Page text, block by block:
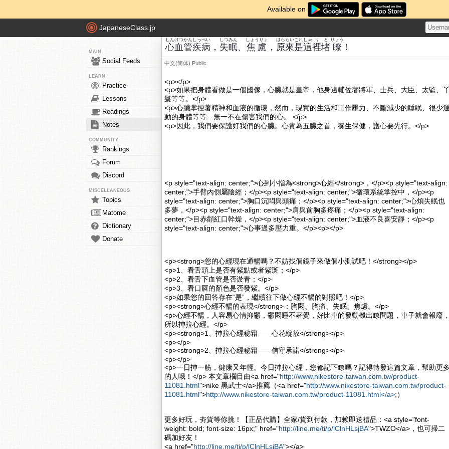
Available on
JapaneseClass.jp
MAIN
Social Feeds
LEARN
Practice
Lessons
Readings
Notes
COMMUNITY
Rankings
Forum
Discord
MISCELLANEOUS
Topics
Matome
Dictionary
Donate
心血
しんけつ
管
かん
疾病
しっぺい
， 失
しつ
眠
みん
、 焦慮
しょうりょ
， 原
はら
來
らい
是
これ
這
しゃ
裡
り
堵
と
瞭
りょう
！
中文(简体) Public
<p></p>
<p>如果把身體看做是一個國傢，心臟就是皇帝，他身邊輔佐著將軍、士兵、大臣、太監、
鬟等等。</p>
<p>心臟掌控著精神和血液的循環，然而，現實的生活和工作壓力、不斷減少的睡眠、很少
動的身體等等…無一不在傷害我們的心。 </p>
<p>因此，我們要保護好我們的心臟。心貴為五臟之首，養生保健，護心要先行。</p>
<p style="text-align: center;">心到小指為<strong>心經</strong>，</p><p style="text-align:
center;">手臂內側屬陰經；</p><p style="text-align: center;">循環系統掌控中，</p><p
style="text-align: center;">胸口沉悶與頭痛；</p><p style="text-align: center;">心煩失眠也
多夢，</p><p style="text-align: center;">肩與前胸多疼痛；</p><p style="text-align:
center;">目赤顴紅口幹燥，</p><p style="text-align: center;">血液不良喜安靜；</p><p
style="text-align: center;">心事過多壓力重。</p><p></p>
<p><strong>您的心經現在通暢嗎？不妨找個鏡子來做個小測試吧！</strong></p>
<p>1、看舌頭上是否有紫點或者紫斑；</p>
<p>2、看舌下血管是否淤青；</p>
<p>3、看口唇的顏色是否發紫。</p>
<p>如果您的回答存在“是”，繼續往下做心經不暢的對照吧！</p>
<p><strong>心經不暢的表現</strong>：胸悶、胸痛、失眠、焦慮。</p>
<p>心經不暢，人容易心情抑鬱，鬱悶睡不著覺，好比車的發動機出瞭問題，車子就會報廢
所以抻拉心經。</p>
<p><strong>1、抻拉心經秘籍——心花綻放</strong></p>
<p></p>
<p><strong>2、抻拉心經秘籍——信守承諾</strong></p>
<p></p>
<p>一日抻一筋，健康又年輕。今日抻拉心經，您都記下瞭嗎？記得轉發這篇文章，幫助更
的人哦！</p> 本文章欄目由<a href="http://www.nikestore-taiwan.com.tw/product-
11081.html">nike 黑武士</a>推薦（<a href="http://www.nikestore-taiwan.com.tw/product-
11081.html">http://www.nikestore-taiwan.com.tw/product-11081.html</a>;）
更多好玩，夯貨等你挑！【正品代購】全家/貨到付款，加赖即送禮品：<a style="font-
weight: bold; font-size: 16px;" href="http://line.me/ti/p/lClnHLsjBA">TWZO</a>，也可掃二
碼加好友！
<a href="http://line.me/ti/p/lClnHLsjBA"></a>